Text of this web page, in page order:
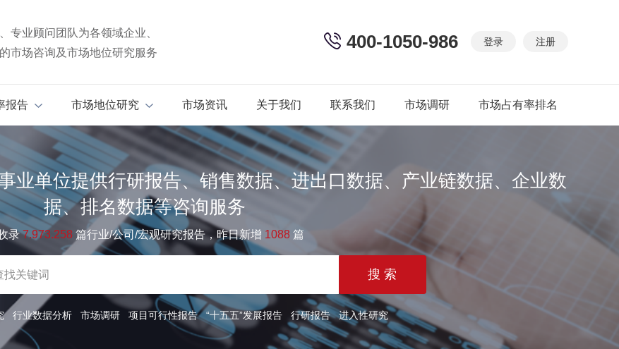
专业顾问团队为各领域企业、
市场咨询及市场地位研究服务
登录 注册
400-1050-986
报告 市场地位研究 市场资讯 关于我们 联系我们 市场调研 市场占有率排名
业单位提供行研报告、销售数据、进出口数据、产业链数据、企业数
据、排名数据等咨询服务
录7.973.258 篇行业/公司/宏观研究报告，昨日新增 1088 篇
行业数据分析 市场调研 项目可行性报告 “十五五”发展报告 行研报告 进入性研究